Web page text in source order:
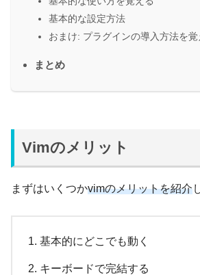
基本的な設定方法
おまけ: プラグインの導入方法を覚
まとめ
Vimのメリット
まずはいくつかvimのメリットを紹介
基本的にどこでも動く
キーボードで完結する